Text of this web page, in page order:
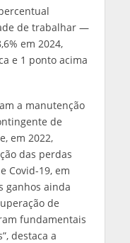
de trabalhar —
em 2024,
e 1 ponto acima
a manutenção
de
em 2022,
das perdas
Covid-19, em
ganhos ainda
de
fundamentais
destaca a